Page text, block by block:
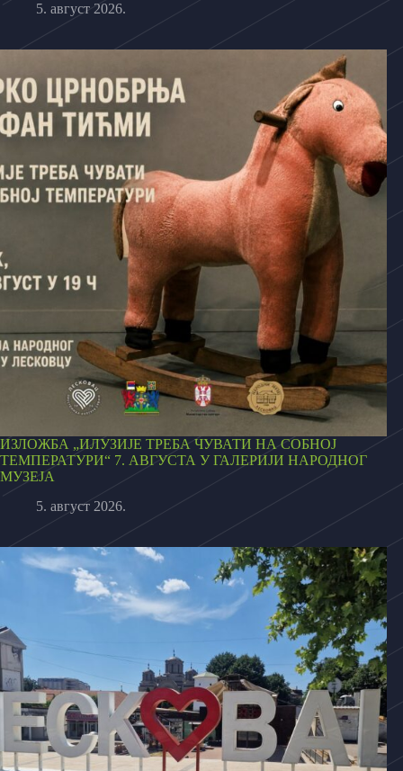
5. август 2026.
ИЗЛОЖБА „ИЛУЗИЈЕ ТРЕБА ЧУВАТИ НА СОБНОЈ
ТЕМПЕРАТУРИ“ 7. АВГУСТА У ГАЛЕРИЈИ НАРОДНОГ
МУЗЕЈА
5. август 2026.